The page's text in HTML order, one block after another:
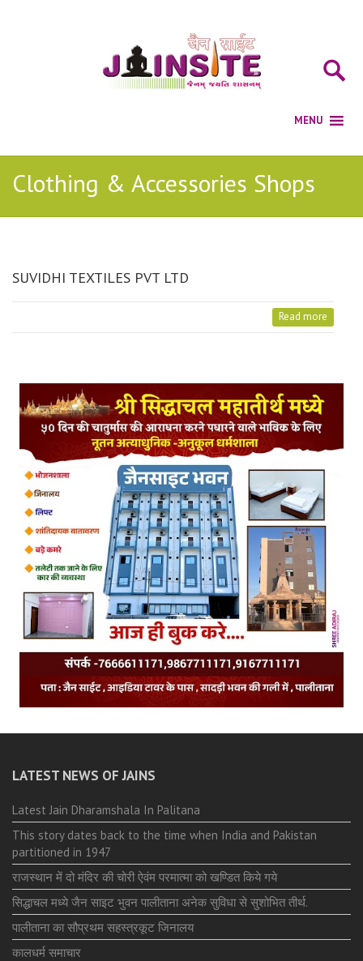
Clothing & Accessories Shops
SUVIDHI TEXTILES PVT LTD
Read more
LATEST NEWS OF JAINS
Latest Jain Dharamshala In Palitana
This story dates back to the time when India and Pakistan
partitioned in 1947
राजस्थान में दो मंदिर की चोरी ऐवंम परमात्मा को खण्डित किये गये
सिद्धाचल मध्ये जैन साइट भुवन पालीताना अनेक सुविधा से सुशोभित तीर्थ.
पालीताना का सौप्रथम सहस्त्रकूट जिनालय
कालधर्म समाचार